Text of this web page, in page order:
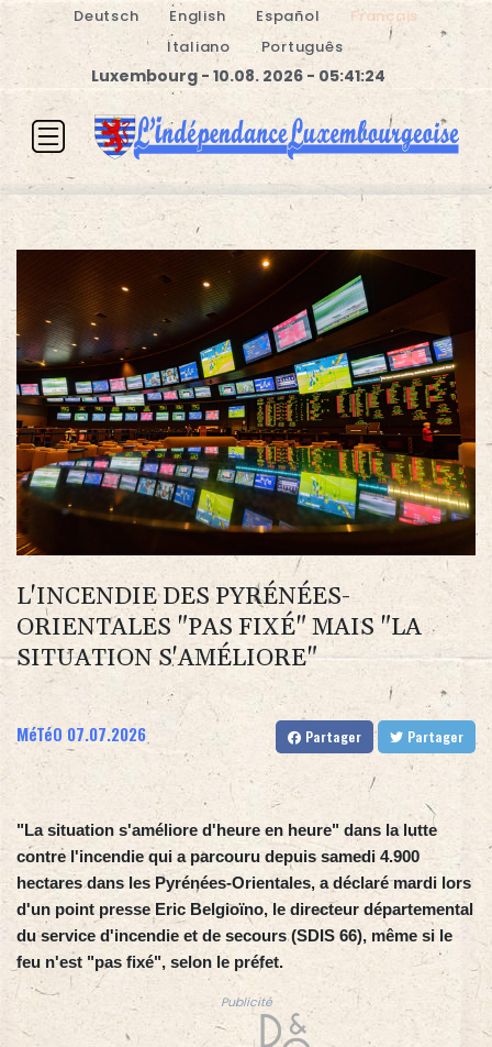
Deutsch English Español
Français
Italiano
Português
Luxembourg - 10.08. 2026 - 05:41:25
L'INCENDIE DES PYRÉNÉES-
ORIENTALES "PAS FIXÉ" MAIS "LA
SITUATION S'AMÉLIORE"
MéTéO 07.07.2026 Partager Partager
"La situation s'améliore d'heure en heure" dans la lutte
contre l'incendie qui a parcouru depuis samedi 4.900
hectares dans les Pyrénées-Orientales, a déclaré mardi lors
d'un point presse Eric Belgioïno, le directeur départemental
du service d'incendie et de secours (SDIS 66), même si le
feu n'est "pas fixé", selon le préfet.
Publicité